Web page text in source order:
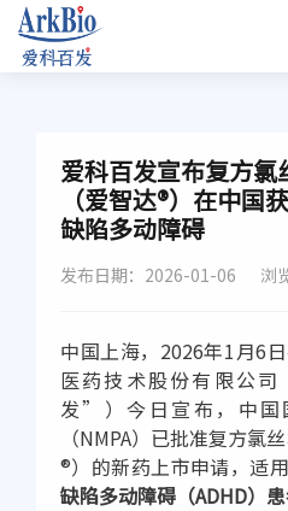
爱科百发宣布复方氯
（爱智达®）在中国
缺陷多动障碍
发布日期：2026-01-06 浏
中国上海，2026年1月6
医药技术股份有限公
发”）今日宣布，中国
（NMPA）已批准复方氯
®）的新药上市申请，适
缺陷多动障碍（ADHD）